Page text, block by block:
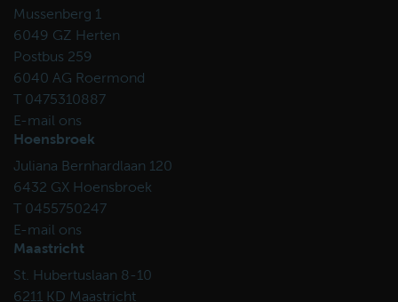
Mussenberg 1
6049 GZ Herten
Postbus 259
6040 AG Roermond
T 0475310887
E-mail ons
Hoensbroek
Juliana Bernhardlaan 120
6432 GX Hoensbroek
T 0455750247
E-mail ons
Maastricht
St. Hubertuslaan 8-10
6211 KD Maastricht